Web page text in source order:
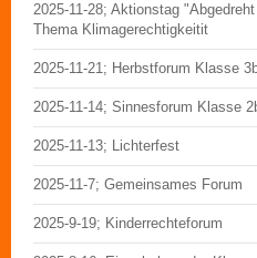
2025-11-28; Aktionstag
Thema Klimagerechtigkeitit
2025-11-21; Herbstforum Klasse
2025-11-14; Sinnesforum Klasse
2025-11-13; Lichterfest
2025-11-7; Gemeinsames Forum
2025-9-19; Kinderrechteforum